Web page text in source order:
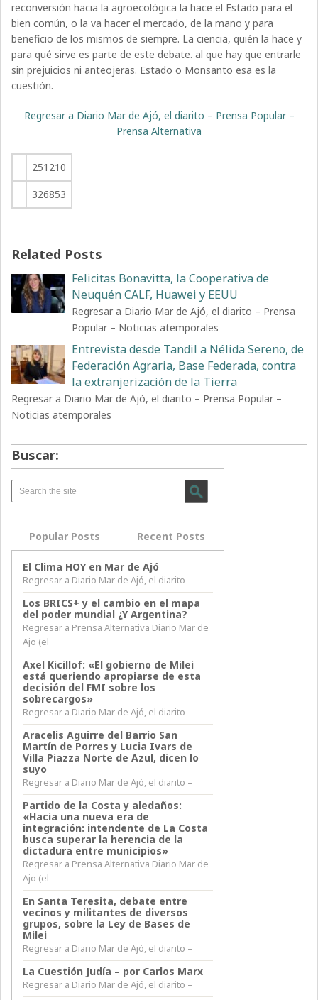
reconversión hacia la agroecológica la hace el Estado para el
bien común, o la va hacer el mercado, de la mano y para
beneficio de los mismos de siempre. La ciencia, quién la hace y
para qué sirve es parte de este debate. al que hay que entrarle
sin prejuicios ni anteojeras. Estado o Monsanto esa es la
cuestión.
Regresar a Diario Mar de Ajó, el diarito – Prensa Popular –
Prensa Alternativa
251210
326853
Related Posts
Felicitas Bonavitta, la Cooperativa de
Neuquén CALF, Huawei y EEUU
Regresar a Diario Mar de Ajó, el diarito – Prensa
Popular – Noticias atemporales
Entrevista desde Tandil a Nélida Sereno, de
Federación Agraria, Base Federada, contra
la extranjerización de la Tierra
Regresar a Diario Mar de Ajó, el diarito – Prensa Popular –
Noticias atemporales
Buscar:
Popular Posts Recent Posts
El Clima HOY en Mar de Ajó
Regresar a Diario Mar de Ajó, el diarito –
Los BRICS+ y el cambio en el mapa
del poder mundial ¿Y Argentina?
Regresar a Prensa Alternativa Diario Mar de
Ajo (el
Axel Kicillof: «El gobierno de Milei
está queriendo apropiarse de esta
decisión del FMI sobre los
sobrecargos»
Regresar a Diario Mar de Ajó, el diarito –
Aracelis Aguirre del Barrio San
Martín de Porres y Lucia Ivars de
Villa Piazza Norte de Azul, dicen lo
suyo
Regresar a Diario Mar de Ajó, el diarito –
Partido de la Costa y aledaños:
«Hacia una nueva era de
integración: intendente de La Costa
busca superar la herencia de la
dictadura entre municipios»
Regresar a Prensa Alternativa Diario Mar de
Ajo (el
En Santa Teresita, debate entre
vecinos y militantes de diversos
grupos, sobre la Ley de Bases de
Milei
Regresar a Diario Mar de Ajó, el diarito –
La Cuestión Judía – por Carlos Marx
Regresar a Diario Mar de Ajó, el diarito –